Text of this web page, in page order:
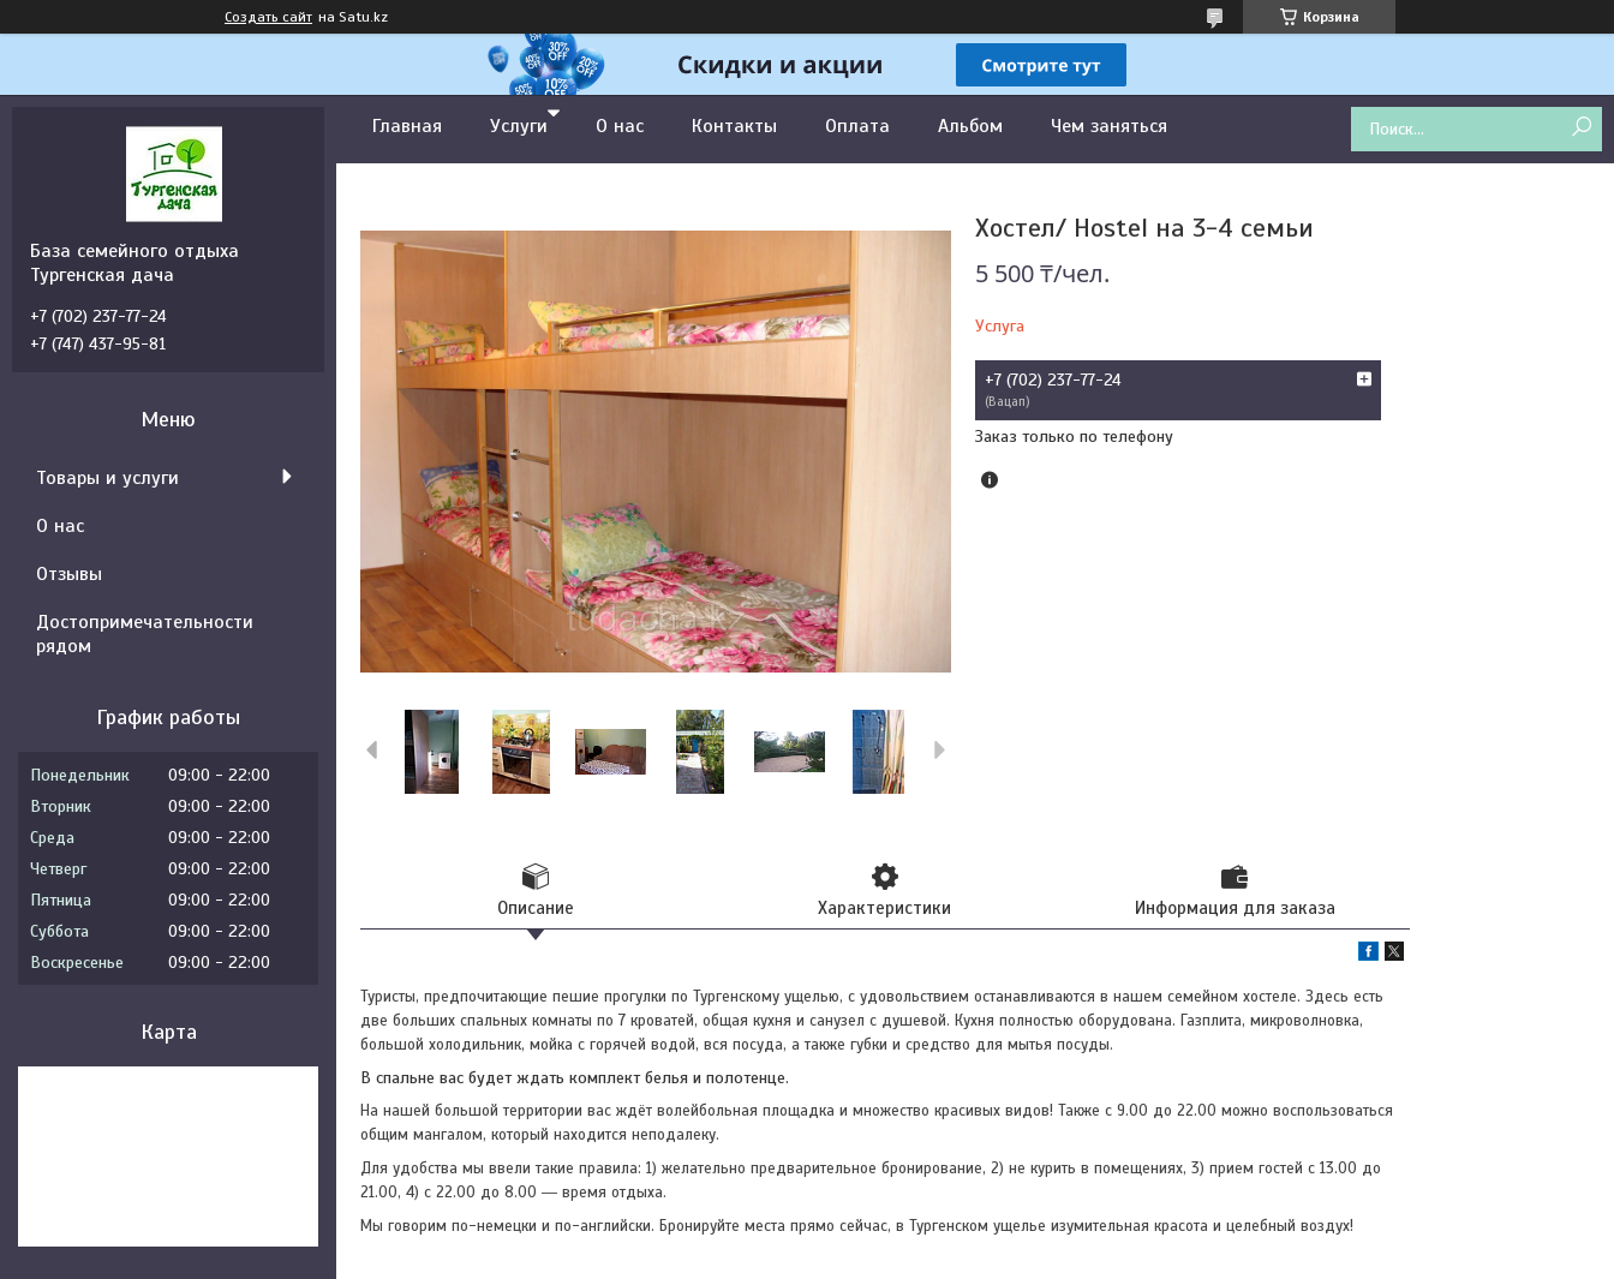
Создать сайт на Satu.kz Корзина
Главная Услуги О нас Контакты Оплата Альбом Чем заняться
Хостел/ Hostel на 3-4 семьи
5 500 ₸/чел.
Услуга
+7 (702) 237-77-24
Вацап
Заказ только по телефону
Описание Характеристики Информация для заказа
Туристы, предпочитающие пешие прогулки по Тургенскому ущелью, с удовольствием останавливаются в нашем семейном хостеле. Здесь есть
две больших спальных комнаты по 7 кроватей, общая кухня и санузел с душевой. Кухня полностью оборудована. Газплита, микроволновка,
большой холодильник, мойка с горячей водой, вся посуда, а также губки и средство для мытья посуды.
В спальне вас будет ждать комплект белья и полотенце.
На нашей большой территории вас ждёт волейбольная площадка и множество красивых видов! Также с 9.00 до 22.00 можно воспользоваться
общим мангалом, который находится неподалеку.
Для удобства мы ввели такие правила: 1) желательно предварительное бронирование, 2) не курить в помещениях, 3) прием гостей с 13.00 до
21.00, 4) с 22.00 до 8.00 ― время отдыха.
Мы говорим по-немецки и по-английски. Бронируйте места прямо сейчас, в Тургенском ущелье изумительная красота и целебный воздух!
База семейного отдыха
Тургенская дача
+7 (702) 237-77-24
+7 (747) 437-95-81
Товары и услуги
О нас
Отзывы
Достопримечательности
рядом
График работы
Понедельник 09:00
22:00
Вторник
09:00
22:00
Среда
09:00
22:00
Четверг
09:00
22:00
Пятница
09:00
22:00
Суббота
09:00
22:00
Воскресенье
09:00 22:00
Карта